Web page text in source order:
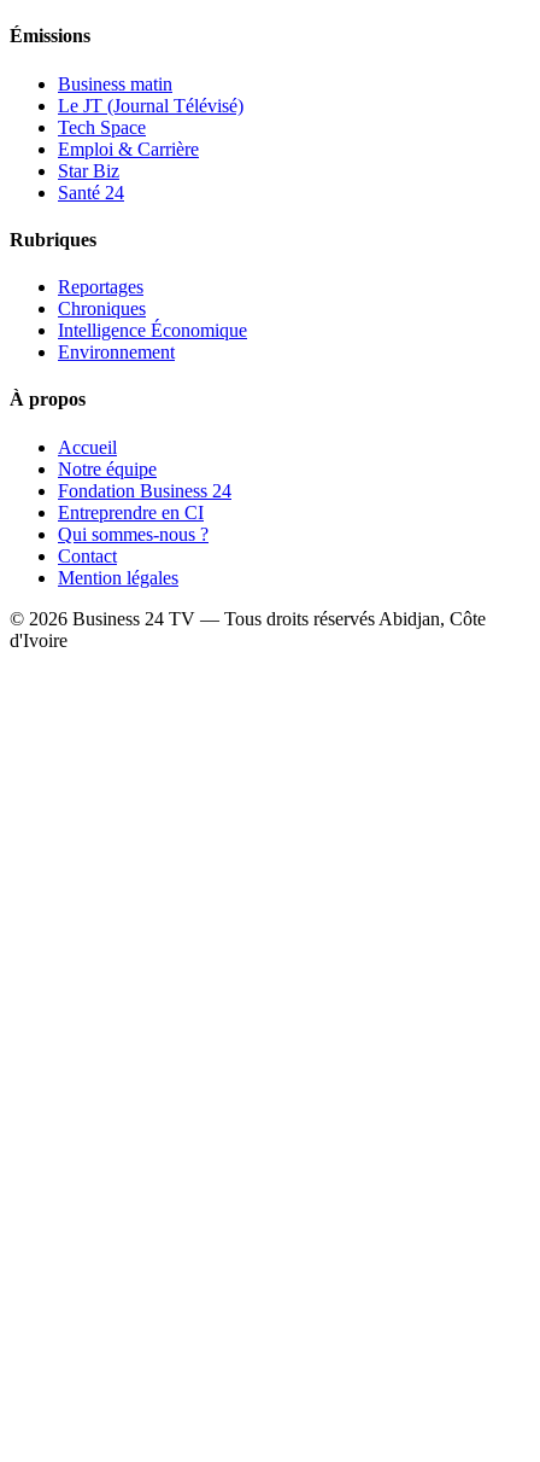
Émissions
Business matin
Le JT (Journal Télévisé)
Tech Space
Emploi & Carrière
Star Biz
Santé 24
Rubriques
Reportages
Chroniques
Intelligence Économique
Environnement
À propos
Accueil
Notre équipe
Fondation Business 24
Entreprendre en CI
Qui sommes-nous ?
Contact
Mention légales
© 2026 Business 24 TV — Tous droits réservés Abidjan, Côte
d'Ivoire